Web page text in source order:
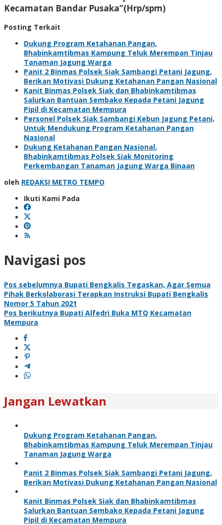
Kecamatan Bandar Pusaka”(Hrp/spm)
Posting Terkait
Dukung Program Ketahanan Pangan,
Bhabinkamtibmas Kampung Teluk Merempan Tinjau
Tanaman Jagung Warga
Panit 2 Binmas Polsek Siak Sambangi Petani Jagung,
Berikan Motivasi Dukung Ketahanan Pangan Nasional
Kanit Binmas Polsek Siak dan Bhabinkamtibmas
Salurkan Bantuan Sembako Kepada Petani Jagung
Pipil di Kecamatan Mempura
Personel Polsek Siak Sambangi Kebun Jagung Petani,
Untuk Mendukung Program Ketahanan Pangan
Nasional
Dukung Ketahanan Pangan Nasional,
Bhabinkamtibmas Polsek Siak Monitoring
Perkembangan Tanaman Jagung Warga Binaan
oleh REDAKSI METRO TEMPO
Ikuti Kami Pada
Navigasi pos
Pos sebelumnya Bupati Bengkalis Tegaskan, Agar Semua
Pihak Berkolaborasi Terapkan Instruksi Bupati Bengkalis
Nomor 5 Tahun 2021
Pos berikutnya Bupati Alfedri Buka MTQ Kecamatan
Mempura
Jangan Lewatkan
Dukung Program Ketahanan Pangan,
Bhabinkamtibmas Kampung Teluk Merempan Tinjau
Tanaman Jagung Warga
Panit 2 Binmas Polsek Siak Sambangi Petani Jagung,
Berikan Motivasi Dukung Ketahanan Pangan Nasional
Kanit Binmas Polsek Siak dan Bhabinkamtibmas
Salurkan Bantuan Sembako Kepada Petani Jagung
Pipil di Kecamatan Mempura